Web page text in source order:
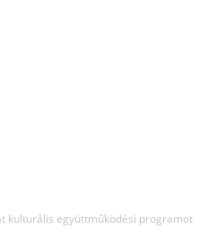
kulturális együttműködési programot